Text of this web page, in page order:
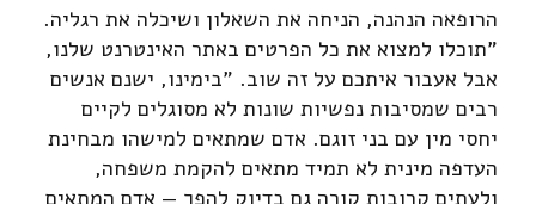
הרופאה הנהנה, הניחה את השאלון ושיכלה את רגליה.
"תוכלו למצוא את כל הפרטים באתר האינטרנט שלנו,
אבל אעבור איתכם על זה שוב. "בימינו, ישנם אנשים
רבים שמסיבות נפשיות שונות לא מסוגלים לקיים
יחסי מין עם בני זוגם. אדם שמתאים למישהו מבחינת
העדפה מינית לא תמיד מתאים להקמת משפחה,
ולעתים קרובות קורה גם בדיוק להפך — אדם המתאים